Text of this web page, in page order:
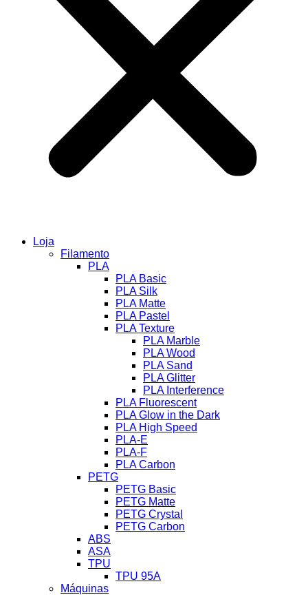
Loja
Filamento
PLA
PLA Basic
PLA Silk
PLA Matte
PLA Pastel
PLA Texture
PLA Marble
PLA Wood
PLA Sand
PLA Glitter
PLA Interference
PLA Fluorescent
PLA Glow in the Dark
PLA High Speed
PLA-E
PLA-F
PLA Carbon
PETG
PETG Basic
PETG Matte
PETG Crystal
PETG Carbon
ABS
ASA
TPU
TPU 95A
Máquinas